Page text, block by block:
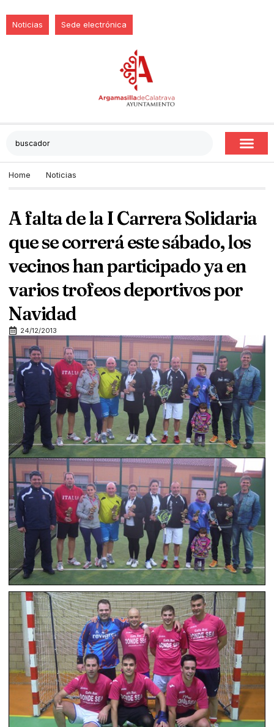
Noticias Sede electrónica
Home Noticias
A falta de la I Carrera Solidaria
que se correrá este sábado, los
vecinos han participado ya en
varios trofeos deportivos por
Navidad
24/12/2013